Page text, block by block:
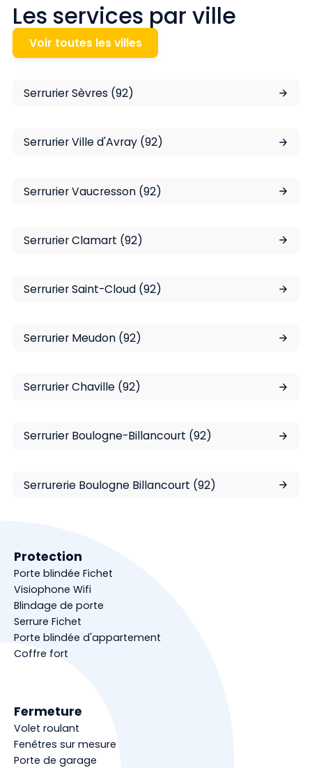
Les services par ville
Voir toutes les villes
Serrurier Sèvres (92)
Serrurier Ville d'Avray (92)
Serrurier Vaucresson (92)
Serrurier Clamart (92)
Serrurier Saint-Cloud (92)
Serrurier Meudon (92)
Serrurier Chaville (92)
Serrurier Boulogne-Billancourt (92)
Serrurerie Boulogne Billancourt (92)
Protection
Porte blindée Fichet
Visiophone Wifi
Blindage de porte
Serrure Fichet
Porte blindée d'appartement
Coffre fort
Fermeture
Volet roulant
Fenêtres sur mesure
Porte de garage